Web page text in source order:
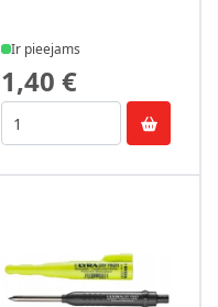
Ir pieejams
1,40 €